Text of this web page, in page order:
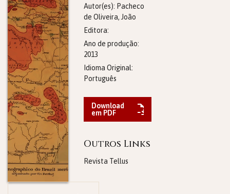
Autor(es): Pacheco
de Oliveira, João
Editora:
Ano de produção:
2013
Idioma Original:
Português
Download
em PDF
Outros Links
Revista Tellus